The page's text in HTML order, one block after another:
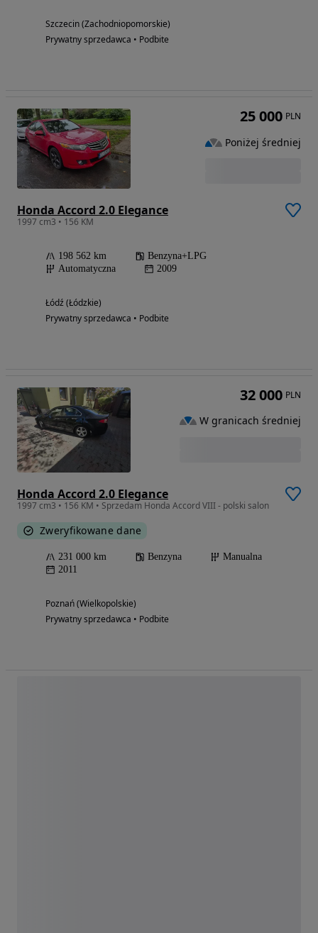
Szczecin (Zachodniopomorskie)
Prywatny sprzedawca • Podbite
Honda Accord 2.0 Elegance
1997 cm3 • 156 KM
198 562 km
Benzyna+LPG
Automatyczna
2009
Łódź (Łódzkie)
Prywatny sprzedawca • Podbite
25 000 PLN
Poniżej średniej
Honda Accord 2.0 Elegance
1997 cm3 • 156 KM • Sprzedam Honda Accord VIII - polski salon
Zweryfikowane dane
231 000 km Benzyna
Manualna
2011
Poznań (Wielkopolskie)
Prywatny sprzedawca • Podbite
32 000 PLN
W granicach średniej